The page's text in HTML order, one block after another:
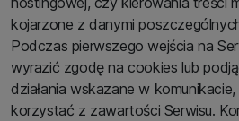
kojarzone z danymi
Podczas pierwszego wejścia na
wyrazić zgodę na cookies lub
działania wskazane w
korzystać z zawartości Serwisu.